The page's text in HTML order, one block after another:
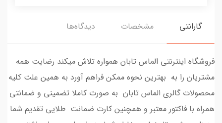
گارانتی مشخصات دیدگاه‌ها
فروشگاه اینترنتی الماس تابان همواره تلاش میکند رضایت همه
مشتریان را به بهترین نحوه ممکن فراهم آورد به همین علت کلیه
محصولات گالری الماس تابان به صورت کاملا تضمینی و ضمانتی
همراه با فاکتور معتبر و همچنین کارت ضمانت طلایی تقدیم شما